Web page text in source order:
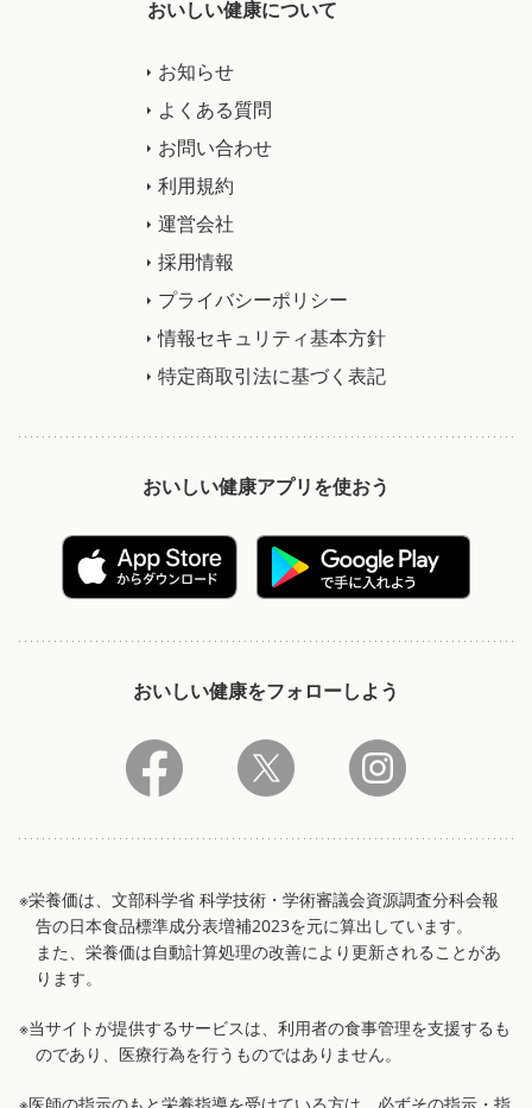
おいしい健康について
お知らせ
よくある質問
お問い合わせ
利用規約
運営会社
採用情報
プライバシーポリシー
情報セキュリティ基本方針
特定商取引法に基づく表記
おいしい健康アプリを使おう
おいしい健康をフォローしよう
※栄養価は、文部科学省 科学技術・学術審議会資源調査分科会報
告の日本食品標準成分表増補2023を元に算出しています。
また、栄養価は自動計算処理の改善により更新されることがあ
ります。
※当サイトが提供するサービスは、利用者の食事管理を支援するも
のであり、医療行為を行うものではありません。